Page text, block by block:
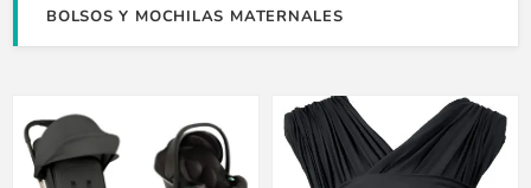
BOLSOS Y MOCHILAS MATERNALES